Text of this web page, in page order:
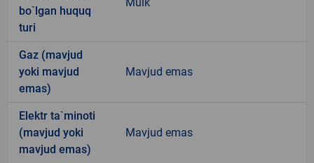
bo`lgan huquq
turi
Gaz (mavjud
yoki mavjud
emas)
Mavjud emas
Elektr ta`minoti
(mavjud yoki
mavjud emas)
Mavjud emas